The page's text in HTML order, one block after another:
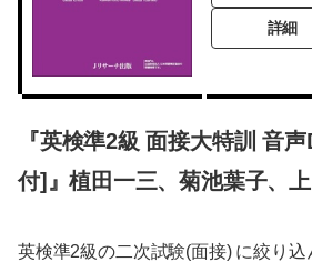
詳細
『英検準2級 面接大特訓 音
付]』植田一三、菊池葉子、
英検準2級の二次試験(面接) に絞り